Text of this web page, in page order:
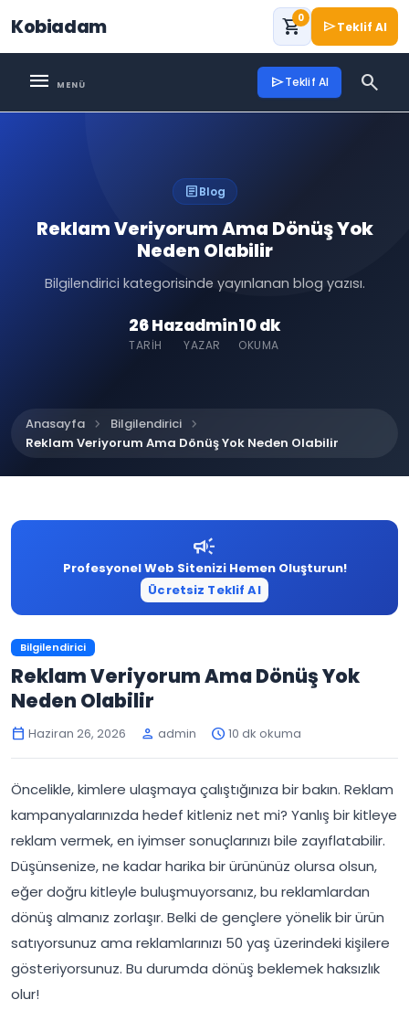
Kobiadam shopping_cart0 sendTeklif Al
menu sendTeklif Al search
articleBlog
Reklam Veriyorum Ama Dönüş Yok
Neden Olabilir
Bilgilendirici kategorisinde yayınlanan blog yazısı.
26 Haz
TARIH
admin
YAZAR
10 dk
OKUMA
Anasayfa chevron_right Bilgilendirici chevron_right
Reklam Veriyorum Ama Dönüş Yok Neden Olabilir
campaign
Profesyonel Web Sitenizi Hemen Oluşturun!
Ücretsiz Teklif Al
Bilgilendirici
Reklam Veriyorum Ama Dönüş Yok
Neden Olabilir
calendar_today Haziran 26, 2026 person admin schedule10 dk okuma
Öncelikle, kimlere ulaşmaya çalıştığınıza bir bakın. Reklam
kampanyalarınızda hedef kitleniz net mi? Yanlış bir kitleye
reklam vermek, en iyimser sonuçlarınızı bile zayıflatabilir.
Düşünsenize, ne kadar harika bir ürününüz olursa olsun,
eğer doğru kitleyle buluşmuyorsanız, bu reklamlardan
dönüş almanız zorlaşır. Belki de gençlere yönelik bir ürün
satıyorsunuz ama reklamlarınızı 50 yaş üzerindeki kişilere
gösteriyorsunuz. Bu durumda dönüş beklemek haksızlık
olur!